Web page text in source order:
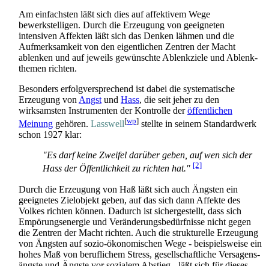
Am einfachsten läßt sich dies auf affektivem Wege
bewerkstelligen. Durch die Erzeugung von geeigneten
intensiven Affekten läßt sich das Denken lähmen und die
Aufmerksamkeit von den eigentlichen Zentren der Macht
ablenken und auf jeweils gewünschte Ablenk­ziele und Ablenk­
themen richten.
Besonders erfolgversprechend ist dabei die systematische
Erzeugung von Angst und Hass, die seit jeher zu den
wirksamsten Instrumenten der Kontrolle deröffentlichen
Meinung gehören. Lasswell[wp] stellte in seinem Standardwerk
schon 1927 klar:
"Es darf keine Zweifel darüber geben, auf wen sich der
Hass der Öffentlichkeit zu richten hat." [2]
Durch die Erzeugung von Haß läßt sich auch Ängsten ein
geeignetes Zielobjekt geben, auf das sich dann Affekte des
Volkes richten können. Dadurch ist sicher­gestellt, dass sich
Empörungs­energie und Veränderungs­bedürfnisse nicht gegen
die Zentren der Macht richten. Auch die strukturelle Erzeugung
von Ängsten auf sozio-ökonomischen Wege - beispielsweise ein
hohes Maß von beruflichem Stress, gesellschaftliche Versagens­